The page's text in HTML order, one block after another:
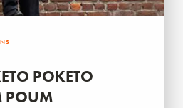
POKETO
POUM